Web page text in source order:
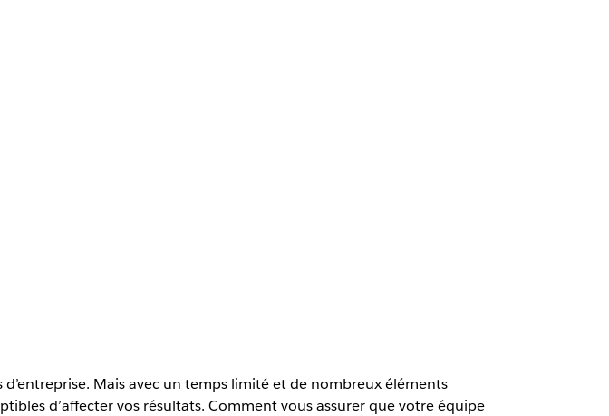
Mais avec un temps limité et de nombreux éléments
d’affecter vos résultats. Comment vous assurer que votre équipe